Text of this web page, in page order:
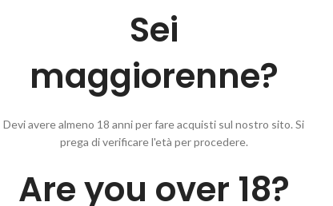
Sei
maggiorenne?
Devi avere almeno 18 anni per fare acquisti sul nostro sito. Si
prega di verificare l'età per procedere.
Are you over 18?